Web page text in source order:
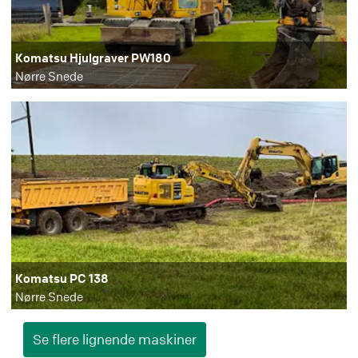
Komatsu Hjulgraver PW180
Nørre Snede
Komatsu PC 138
Nørre Snede